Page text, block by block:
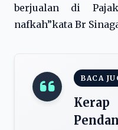
berjualan di
nafkah”kata Br
BACA